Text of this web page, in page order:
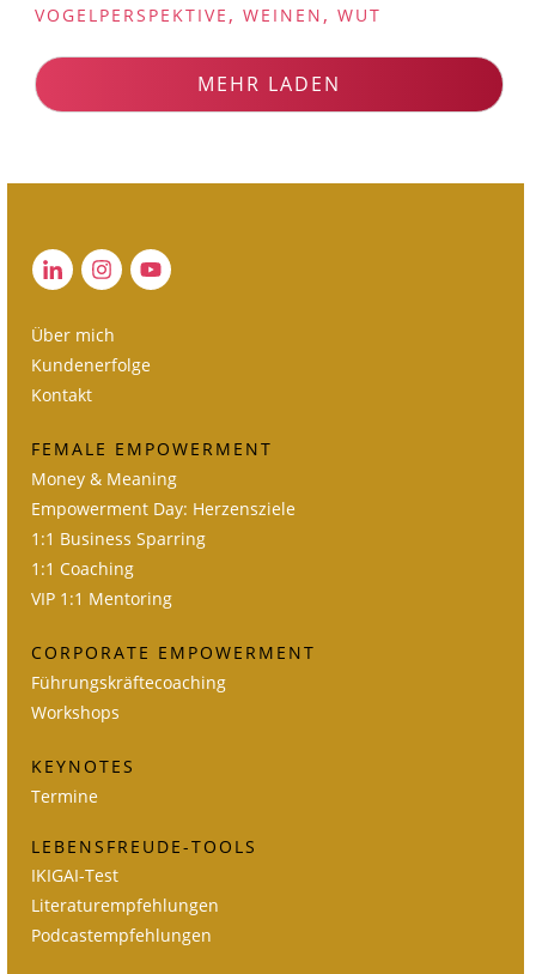
VOGELPERSPEKTIVE , WEINEN , WUT
MEHR LADEN
Über mich
Kundenerfolge
Kontakt
FEMALE EMPOWERMENT
Money & Meaning
Empowerment Day: Herzensziele
1:1 Business Sparring
1:1 Coaching
VIP 1:1 Mentoring
CORPORATE EMPOWERMENT
Führungskräftecoaching
Workshops
KEYNOTES
Termine
LEBENSFREUDE-TOOLS
IKIGAI-Test
Literaturempfehlungen
Podcastempfehlungen